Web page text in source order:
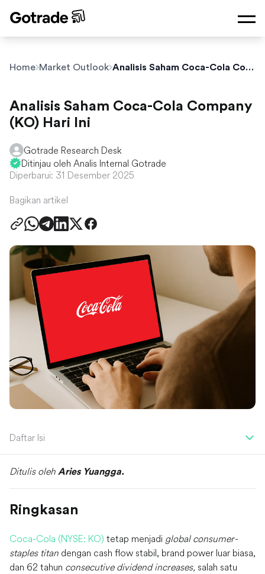
Home Market Outlook Analisis Saham Coca-Cola Company (KO) Hari Ini
Analisis Saham Coca-Cola Company
(KO) Hari Ini
Gotrade Research Desk
Ditinjau oleh Analis Internal Gotrade
Diperbarui: 31 Desember 2025
Bagikan artikel
Daftar Isi
Ditulis oleh Aries Yuangga.
Ringkasan
Coca-Cola (NYSE: KO) tetap menjadi global consumer-
staples titan dengan cash flow stabil, brand power luar biasa,
dan 62 tahun consecutive dividend increases, salah satu